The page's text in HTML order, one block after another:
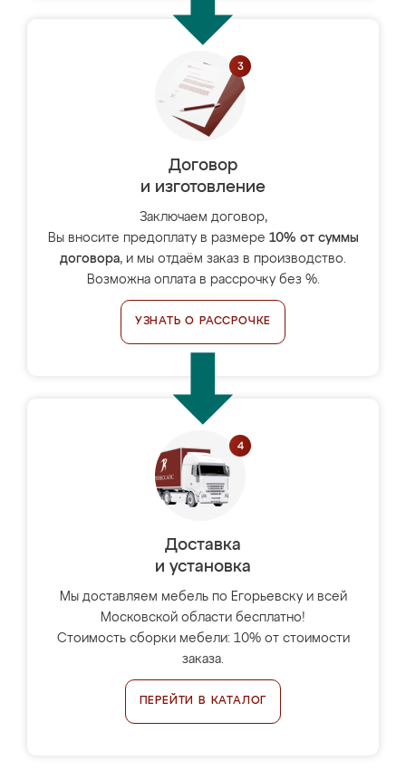
Договор
и изготовление
Заключаем договор,
Вы вносите предоплату в размере 10% от суммы
договора, и мы отдаём заказ в производство.
Возможна оплата в рассрочку без %.
УЗНАТЬ О РАССРОЧКЕ
Доставка
и установка
Мы доставляем мебель по Егорьевску и всей
Московской области бесплатно!
Стоимость сборки мебели: 10% от стоимости
заказа.
ПЕРЕЙТИ В КАТАЛОГ